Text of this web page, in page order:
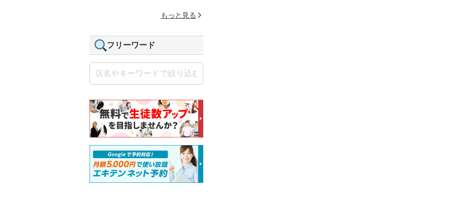
もっと見る
フリーワード